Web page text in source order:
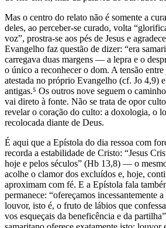
Mas o centro do relato não é somente a
deles, ao perceber-se curado, volta
voz”, prostra-se aos pés de Jesus e
Evangelho faz questão de dizer: “era
carregava duas margens — a lepra e o
o único a reconhecer o dom. A tensão entre
atestada no próprio Evangelho (cf. Jo 4,9)
antigas.⁵ Os outros nove seguem o
vai direto à fonte. Não se trata de opor
revelar o coração do culto: a doxologia, o
recolocada diante de Deus.
É aqui que a Epístola do dia ressoa com
recorda a estabilidade de Cristo: “Jesus
hoje e pelos séculos” (Hb 13,8) — o
acolhe o clamor dos excluídos e, hoje,
aproximam com fé. E a Epístola fala
permanece: “ofereçamos incessantemente
louvor, isto é, o fruto de lábios que
vos esqueçais da beneficência e da